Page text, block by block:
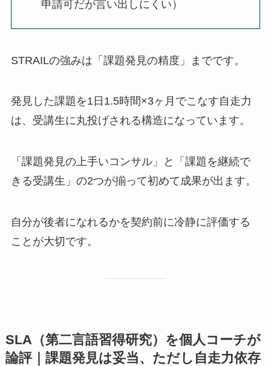
申請可だが言い出しにくい）
STRAILの強みは「課題発見の精度」までです。
発見した課題を1日1.5時間×3ヶ月でこなす自走力
は、受講生に丸投げされる構造になっています。
「課題発見の上手いコンサル」と「課題を継続で
きる受講生」の2つが揃って初めて成果が出ます。
自分が後者になれるかを契約前に冷静に評価する
ことが大切です。
SLA（第二言語習得研究）を個人コーチが
論評｜課題発見は妥当、ただし自走力依存